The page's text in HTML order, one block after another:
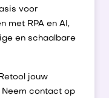
voor
met RPA en AI,
en schaalbare
jouw
Neem contact op